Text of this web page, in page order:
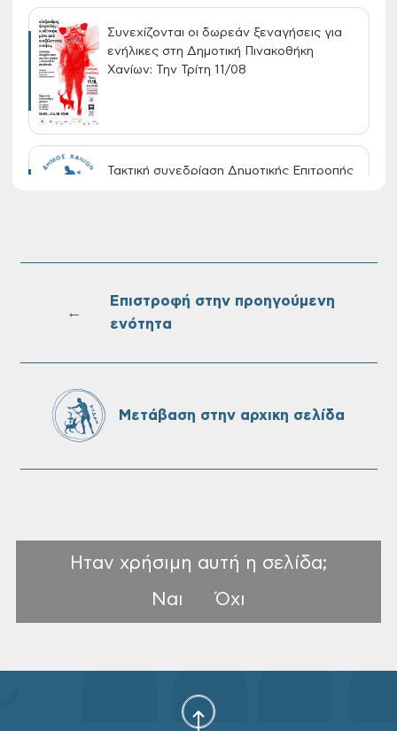
Συνεχίζονται οι δωρεάν ξεναγήσεις για
ενήλικες στη Δημοτική Πινακοθήκη
Χανίων: Την Τρίτη 11/08
Τακτική συνεδρίαση Δημοτικής Επιτροπής
Επαναλειτουργία του συστήματος
Ονουφρίου
Πίνακες Κατάταξης & Βαθμολογίας,
Δήμου Χανίων
←
Επιστροφή στην προηγούμενη
ενότητα
Μετάβαση στην αρχικη σελίδα
Ηταν χρήσιμη αυτή η σελίδα;
Ναι
Όχι